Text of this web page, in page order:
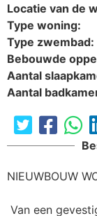
Locatie van de
Type woning:
Type zwembad:
Bebouwde
Aantal
Aantal
NIEUWBOUW